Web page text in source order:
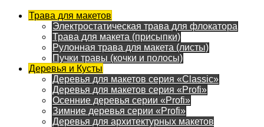
Трава для макетов
Электростатическая трава для флокатора
Трава для макета (присыпки)
Рулонная трава для макета (листы)
Пучки травы (кочки и полосы)
Деревья и Кусты
Деревья для макетов серия «Classic»
Деревья для макетов серия «Profi»
Осенние деревья серии «Profi»
Зимние деревья серии «Profi»
Деревья для архитектурных макетов